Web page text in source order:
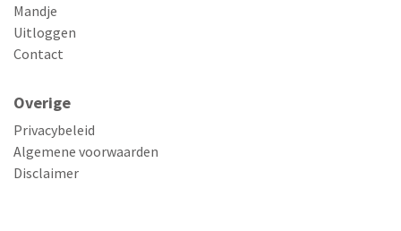
Mandje
Uitloggen
Contact
Overige
Privacybeleid
Algemene voorwaarden
Disclaimer